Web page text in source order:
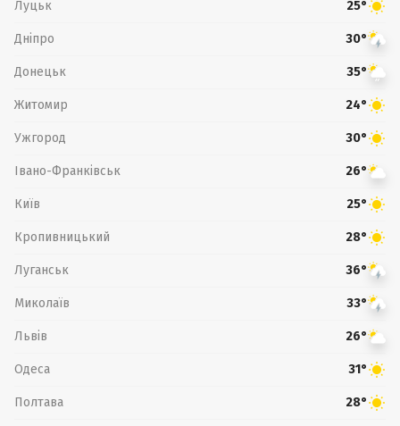
Луцьк 25°
Дніпро 30°
Донецьк 35°
Житомир 24°
Ужгород 30°
Івано-Франківськ 26°
Київ 25°
Кропивницький 28°
Луганськ 36°
Миколаїв 33°
Львів 26°
Одеса 31°
Полтава 28°